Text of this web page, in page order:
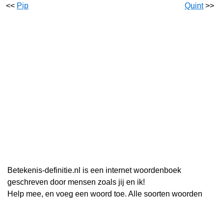
<< Pip Quint>>
Betekenis-definitie.nl is een internet woordenboek
geschreven door mensen zoals jij en ik!
Help mee, en voeg een woord toe. Alle soorten woorden